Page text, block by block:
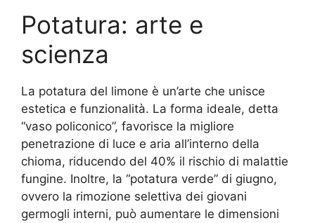
Potatura: arte e
scienza
La potatura del limone è un’arte che unisce
estetica e funzionalità. La forma ideale, detta
“vaso policonico”, favorisce la migliore
penetrazione di luce e aria all’interno della
chioma, riducendo del 40% il rischio di malattie
fungine. Inoltre, la “potatura verde” di giugno,
ovvero la rimozione selettiva dei giovani
germogli interni, può aumentare le dimensioni